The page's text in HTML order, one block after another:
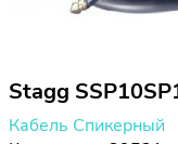
Stagg
Кабель Спикерный